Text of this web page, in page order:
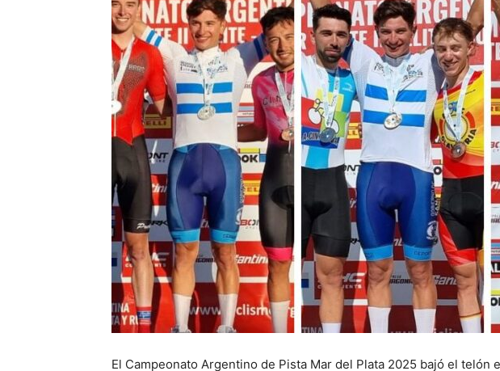
El Campeonato Argentino de Pista Mar del Plata 2025 bajó el telón